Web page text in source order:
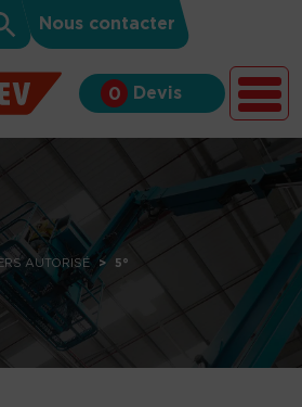
Nous contacter
0 Devis
AUTORISÉ 5°